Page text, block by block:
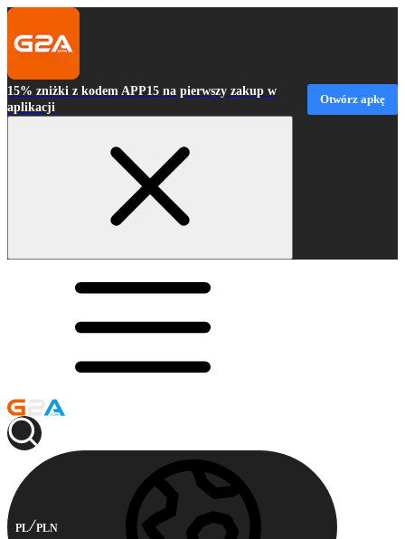
15% zniżki z kodem APP15 na pierwszy zakup w
aplikacji
Otwórz apkę
PL PLN